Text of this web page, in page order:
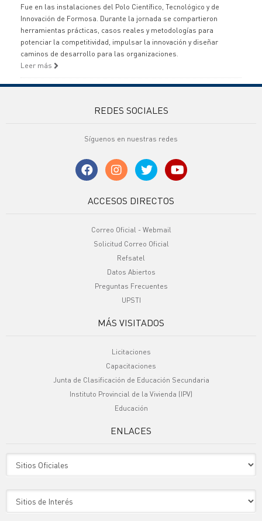
Fue en las instalaciones del Polo Científico, Tecnológico y de
Innovación de Formosa. Durante la jornada se compartieron
herramientas prácticas, casos reales y metodologías para
potenciar la competitividad, impulsar la innovación y diseñar
caminos de desarrollo para las organizaciones.
Leer más
REDES SOCIALES
Síguenos en nuestras redes
ACCESOS DIRECTOS
Correo Oficial - Webmail
Solicitud Correo Oficial
Refsatel
Datos Abiertos
Preguntas Frecuentes
UPSTI
MÁS VISITADOS
Licitaciones
Capacitaciones
Junta de Clasificación de Educación Secundaria
Instituto Provincial de la Vivienda (IPV)
Educación
ENLACES